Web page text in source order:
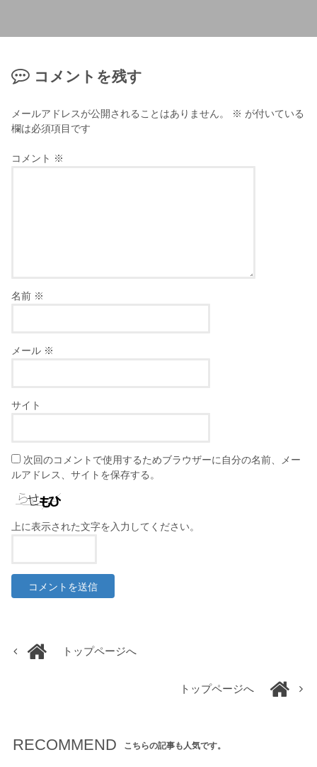
コメントを残す
メールアドレスが公開されることはありません。 ※ が付いている
欄は必須項目です
コメント ※
名前 ※
メール ※
サイト
次回のコメントで使用するためブラウザーに自分の名前、メー
ルアドレス、サイトを保存する。
上に表示された文字を入力してください。
トップページへ
トップページへ
RECOMMEND こちらの記事も人気です。